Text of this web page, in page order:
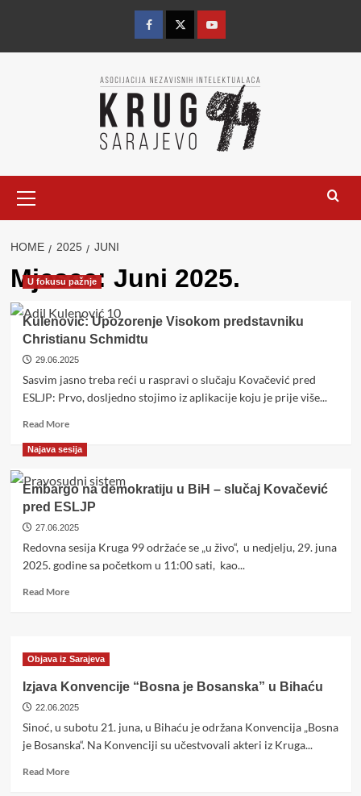
content
FacebookTwitterYouTube
Menu
HOME 2025 JUNI
Mjesec: Juni 2025.
U fokusu pažnje
Kulenović: Upozorenje Visokom predstavniku
Christianu Schmidtu
29.06.2025
Sasvim jasno treba reći u raspravi o slučaju Kovačević pred
ESLJP: Prvo, dosljedno stojimo iz aplikacije koju je prije više...
Read MoreRead
about
Upozorenje
Visokom
predstavniku
Christianu
Schmidtu
Najava sesija
Embargo na demokratiju u BiH – slučaj Kovačević
pred ESLJP
27.06.2025
Redovna sesija Kruga 99 održaće se „u živo“, u nedjelju, 29. juna
2025. godine sa početkom u 11:00 sati, kao...
Read MoreRead
na
demokratiju
u
–
slučaj
Kovačević
ESLJP
Objava iz Sarajeva
Izjava Konvencije “Bosna je Bosanska” u Bihaću
22.06.2025
Sinoć, u subotu 21. juna, u Bihaću je održana Konvencija „Bosna
je Bosanska“. Na Konvenciji su učestvovali akteri iz Kruga...
Read MoreRead